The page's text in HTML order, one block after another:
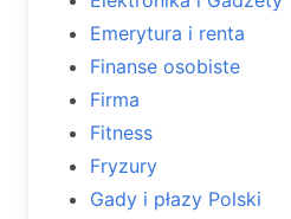
Emerytura i renta
Finanse osobiste
Firma
Fitness
Fryzury
Gady i płazy Polski